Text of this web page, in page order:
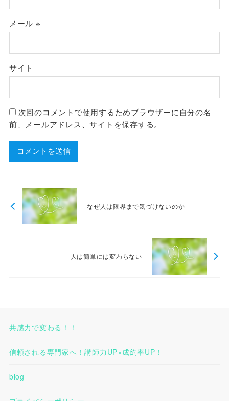
メール ※
サイト
次回のコメントで使用するためブラウザーに自分の名
前、メールアドレス、サイトを保存する。
なぜ人は限界まで気づけないのか
人は簡単には変わらない
共感力で変わる！！
信頼される専門家へ！講師力UP×成約率UP！
blog